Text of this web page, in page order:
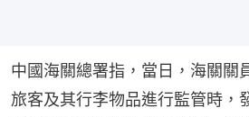
中國海關總署指，當日，海關關
旅客及其行李物品進行監管時，